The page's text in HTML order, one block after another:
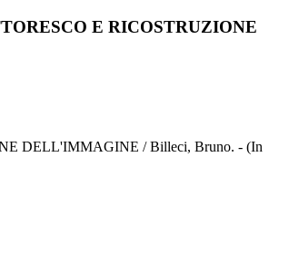
E RICOSTRUZIONE
DELL'IMMAGINE / Billeci, Bruno. - (In